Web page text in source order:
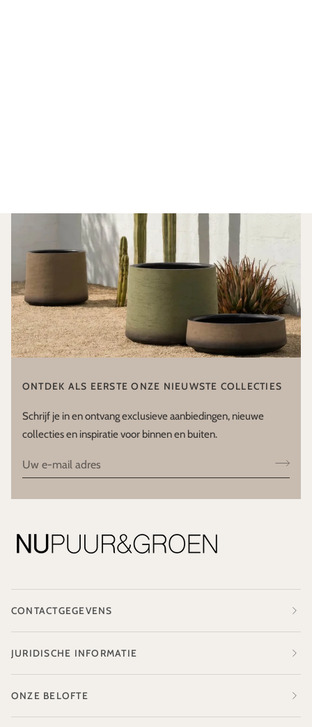
ONTDEK ALS EERSTE ONZE NIEUWSTE COLLECTIES
Schrijf je in en ontvang exclusieve aanbiedingen, nieuwe
collecties en inspiratie voor binnen en buiten.
CONTACTGEGEVENS
JURIDISCHE INFORMATIE
ONZE BELOFTE